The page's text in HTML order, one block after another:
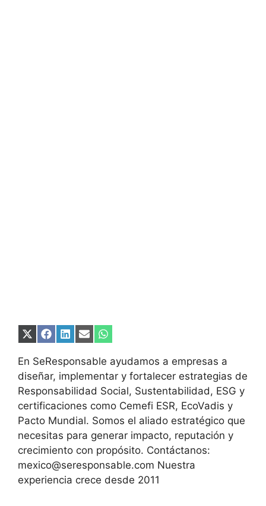
Compartir
X
(Twitter)
Compartir
Facebook
Compartir
LinkedIn
Compartir
Email
Compartir
WhatsApp
En SeResponsable ayudamos a empresas a
diseñar, implementar y fortalecer estrategias de
Responsabilidad Social, Sustentabilidad, ESG y
certificaciones como Cemefi ESR, EcoVadis y
Pacto Mundial. Somos el aliado estratégico que
necesitas para generar impacto, reputación y
crecimiento con propósito. Contáctanos:
mexico@seresponsable.com Nuestra
experiencia crece desde 2011